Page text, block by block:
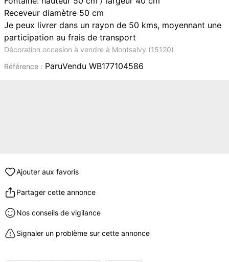
Receveur diamètre 50 cm
Je peux livrer dans un rayon de 50 kms, moyennant une
participation au frais de transport
Décoration occasion à vendre à Montsalvy (15120)
Référence : ParuVendu WB177104586
Ajouter aux favoris
Partager cette annonce
Nos conseils de vigilance
Signaler un problème sur cette annonce